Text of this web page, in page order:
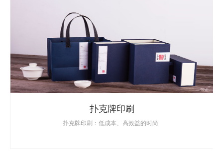
扑克牌印刷
扑克牌印刷：低成本、高效益的时尚